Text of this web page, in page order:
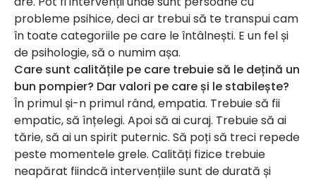
probleme psihice, deci ar trebui să te transpui cam
în toate categoriile pe care le întâlnești. E un fel și
de psihologie, să o numim așa.
Care sunt calitățile pe care trebuie să le dețină un
bun pompier? Dar valori pe care și le stabilește?
În primul și-n primul rând, empatia. Trebuie să fii
empatic, să înțelegi. Apoi să ai curaj. Trebuie să ai
tărie, să ai un spirit puternic. Să poți să treci repede
peste momentele grele. Calități fizice trebuie
neapărat fiindcă intervențiile sunt de durată și